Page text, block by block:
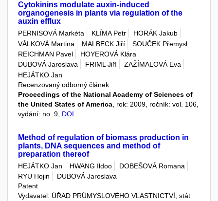
Cytokinins modulate auxin-induced
organogenesis in plants via regulation of the
auxin efflux
PERNISOVÁ Markéta KLÍMA Petr
HORÁK Jakub
VÁLKOVÁ Martina
MALBECK Jiří
SOUČEK Přemysl
REICHMAN Pavel
HOYEROVÁ Klára
DUBOVÁ Jaroslava
FRIML Jiří
ZAŽÍMALOVÁ Eva
HEJÁTKO Jan
Recenzovaný odborný článek
Proceedings of the National Academy of Sciences of
the United States of America , rok: 2009, ročník: vol. 106,
vydání: no. 9, DOI
Method of regulation of biomass production in
plants, DNA sequences and method of
preparation thereof
HEJÁTKO Jan HWANG Ildoo
DOBEŠOVÁ Romana
RYU Hojin
DUBOVÁ Jaroslava
Patent
Vydavatel: ÚŘAD PRŮMYSLOVÉHO VLASTNICTVÍ, stát